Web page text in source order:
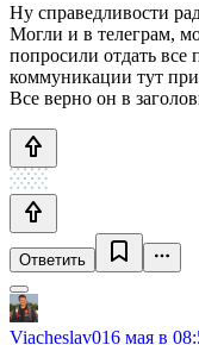
Ну справедливости
Могли и в телеграм,
попросили отдать все
коммуникации тут
Все верно он в
Ответить
Viacheslav016 мая в